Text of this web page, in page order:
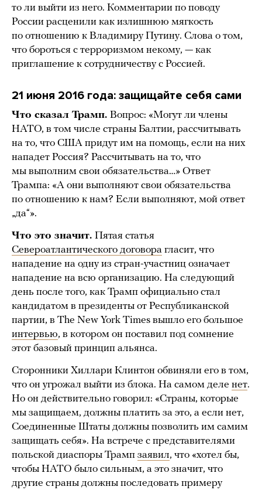
то ли выйти из него. Комментарии по поводу
России расценили как излишнюю мягкость
по отношению к Владимиру Путину. Слова о том,
что бороться с терроризмом некому, — как
приглашение к сотрудничеству с Россией.
21 июня 2016 года: защищайте себя сами
Что сказал Трамп. Вопрос: «Могут ли члены
НАТО, в том числе страны Балтии, рассчитывать
на то, что США придут им на помощь, если на них
нападет Россия? Рассчитывать на то, что
мы выполним свои обязательства…» Ответ
Трампа: «А они выполняют свои обязательства
по отношению к нам? Если выполняют, мой ответ
„да“».
Что это значит. Пятая статья
Североатлантического договора гласит, что
нападение на одну из стран-участниц означает
нападение на всю организацию. На следующий
день после того, как Трамп официально стал
кандидатом в президенты от Республиканской
партии, в The New York Times вышло его большое
интервью, в котором он поставил под сомнение
этот базовый принцип альянса.
Сторонники Хиллари Клинтон обвиняли его в том,
что он угрожал выйти из блока. На самом деле нет.
Но он действительно говорил: «Страны, которые
мы защищаем, должны платить за это, а если нет,
Соединенные Штаты должны позволить им самим
защищать себя». На встрече с представителями
польской диаспоры Трамп заявил, что «хотел бы,
чтобы НАТО было сильным, а это значит, что
другие страны должны последовать примеру